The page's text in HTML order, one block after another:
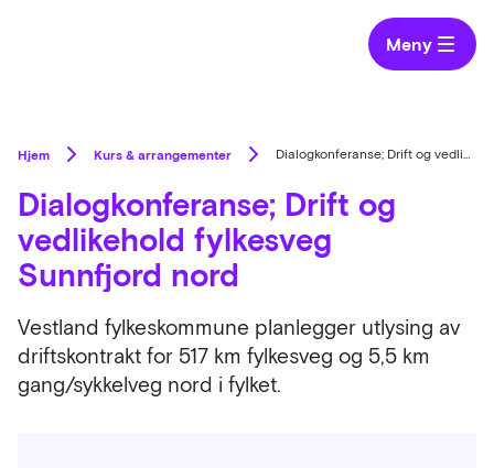
Meny
Hjem Kurs & arrangementer Dialogkonferanse; Drift og vedlikehold fylkesveg Sunnfjord nord
Dialogkonferanse; Drift og
vedlikehold fylkesveg
Sunnfjord nord
Vestland fylkeskommune planlegger utlysing av
driftskontrakt for 517 km fylkesveg og 5,5 km
gang/sykkelveg nord i fylket.